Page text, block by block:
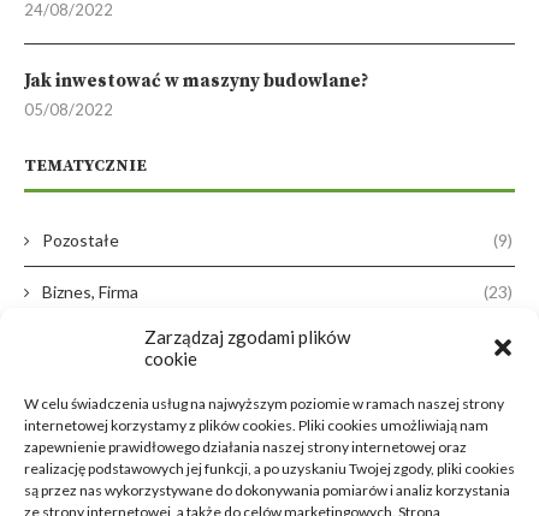
Zarządzaj zgodami plików
cookie
W celu świadczenia usług na najwyższym poziomie w ramach naszej strony
internetowej korzystamy z plików cookies. Pliki cookies umożliwiają nam
zapewnienie prawidłowego działania naszej strony internetowej oraz
realizację podstawowych jej funkcji, a po uzyskaniu Twojej zgody, pliki cookies
są przez nas wykorzystywane do dokonywania pomiarów i analiz korzystania
ze strony internetowej, a także do celów marketingowych. Strona
24/08/2022
Jak inwestować w maszyny budowlane?
05/08/2022
TEMATYCZNIE
Pozostałe (9)
Biznes, Firma (23)
(38)
Zdrowie, Medycyna
Moda, Lifestyle
Motoryzacja (31)